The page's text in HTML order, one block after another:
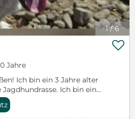
1/6
Jahre
Ich bin ein 3 Jahre alter
Jagdhundrasse. Ich bin ein
eine wahre Grinsebacke.
im Asyl und ich hab hier
